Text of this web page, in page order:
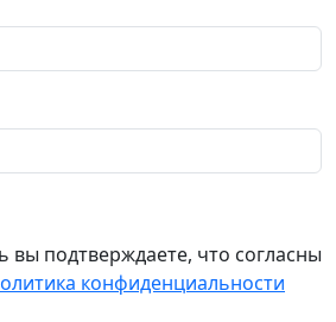
вы подтверждаете, что согласны
конфиденциальности